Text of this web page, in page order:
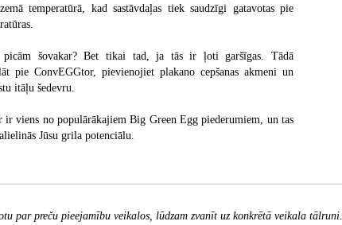
temperatūrā, kad sastāvdaļas tiek saudzīgi gatavotas pie
šovakar? Bet tikai tad, ja tās ir ļoti garšīgas. Tādā
pie ConvEGGtor, pievienojiet plakano cepšanas akmeni un
itāļu šedevru.
ir viens no populārākajiem Big Green Egg piederumiem, un tas
Jūsu grila potenciālu.
par preču pieejamību veikalos, lūdzam zvanīt uz konkrētā veikala tālruni.